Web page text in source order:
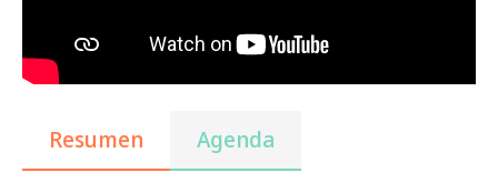
Resumen Agenda